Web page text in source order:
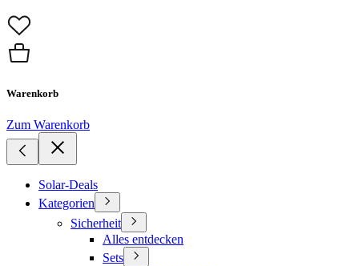
Warenkorb
Zum Warenkorb
Solar-Deals
Kategorien
Sicherheit
Alles entdecken
Sets